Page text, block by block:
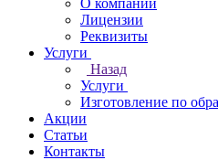
О компании
Лицензии
Реквизиты
Услуги
Назад
Услуги
Изготовление по
Акции
Статьи
Контакты